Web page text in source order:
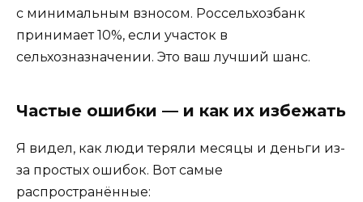
с минимальным взносом. Россельхозбанк
принимает 10%, если участок в
сельхозназначении. Это ваш лучший шанс.
Частые ошибки — и как их избежать
Я видел, как люди теряли месяцы и деньги из-
за простых ошибок. Вот самые
распространённые: